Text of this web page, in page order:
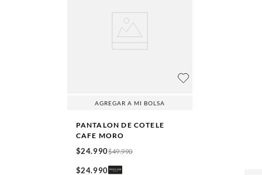
AGREGAR A MI BOLSA
PANTALON DE COTELE
CAFE MORO
$24.990$49.990
$24.990